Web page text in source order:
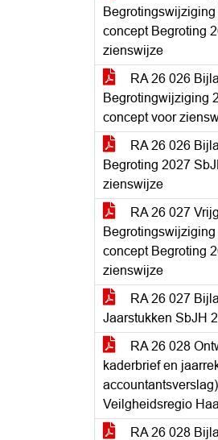
concept Begroting
zienswijze
RA 26 026
Begrotingwijziging
concept voor
RA 26 026
Begroting 2027
zienswijze
RA 26 027
concept Begroting
zienswijze
RA 26 027
Jaarstukken SbJH
RA 26 028
kaderbrief en
accountantsverslag)
Veilgheidsregio
RA 26 028